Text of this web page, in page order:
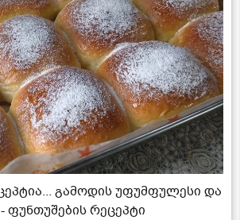
გამოდის უფუმფულესი და
ფუნთუშების რეცეპტი